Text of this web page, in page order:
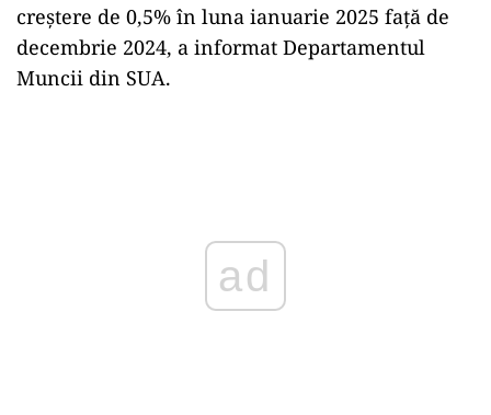
creştere de 0,5% în luna ianuarie 2025 faţă de
decembrie 2024, a informat Departamentul
Muncii din SUA.